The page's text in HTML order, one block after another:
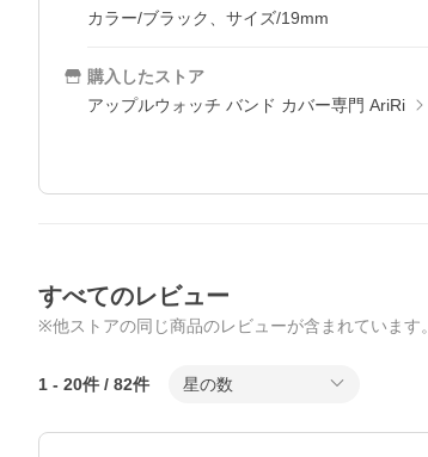
カラー/ブラック、サイズ/19mm
購入したストア
アップルウォッチ バンド カバー専門 AriRi
すべてのレビュー
※他ストアの同じ商品のレビューが含まれています。
1 - 20件 / 82件 星の数